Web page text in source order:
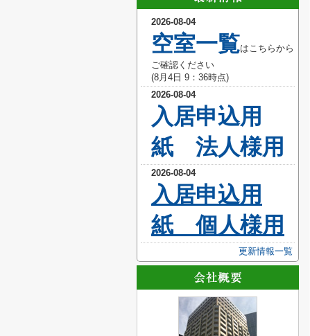
2026-08-04
空室一覧はこちらから
ご確認ください
(8月4 日 9 ：36時点)
2026-08-04
入居申込用
紙 法人様用
2026-08-04
入居申込用
紙 個人様用
更新情報一覧